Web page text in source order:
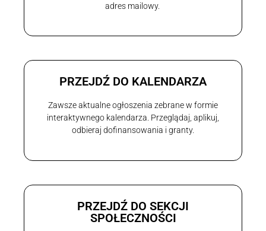
adres mailowy.
PRZEJDŹ DO KALENDARZA
Zawsze aktualne ogłoszenia zebrane w formie
interaktywnego kalendarza. Przeglądaj, aplikuj,
odbieraj dofinansowania i granty.
PRZEJDŹ DO SEKCJI
SPOŁECZNOŚCI